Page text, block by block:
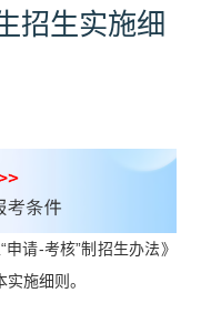
招生实施细
请-考核”制招生办法》
施细则。